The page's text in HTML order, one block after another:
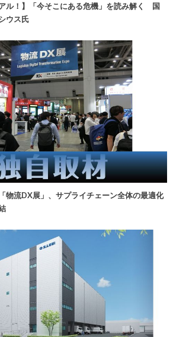
ル！】「今そこにある危機」を読み解く 国
ウス氏
物流DX展」、サプライチェーン全体の最適化